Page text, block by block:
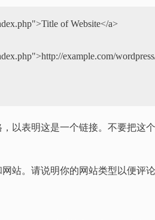
of Website</a>
example.com/
以表明这是一个链接。不要把这
站。请说明你的网站类型以便评